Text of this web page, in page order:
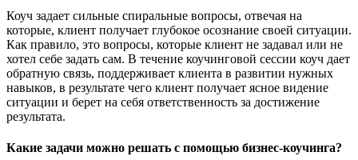
Коуч задает сильные спиральные вопросы, отвечая на
которые, клиент получает глубокое осознание своей ситуации.
Как правило, это вопросы, которые клиент не задавал или не
хотел себе задать сам. В течение коучинговой сессии коуч дает
обратную связь, поддерживает клиента в развитии нужных
навыков, в результате чего клиент получает ясное видение
ситуации и берет на себя ответственность за достижение
результата.
Какие задачи можно решать с помощью бизнес-коучинга?